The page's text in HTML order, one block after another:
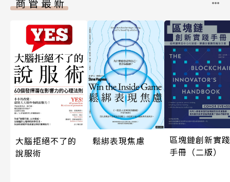
大腦拒絕不了的
說服術
鬆綁表現焦慮
區塊鏈創新實踐
手冊（二版）